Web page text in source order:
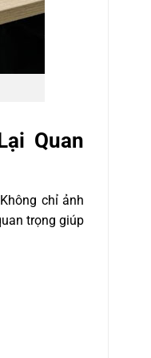
Quan
chỉ ảnh
trọng giúp